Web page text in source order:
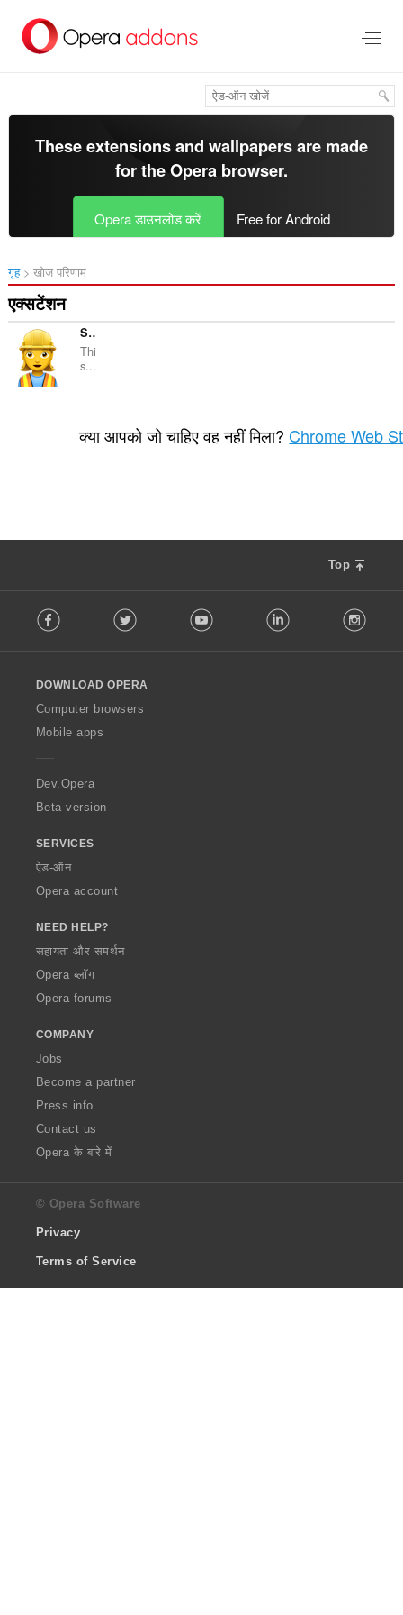
सामग्री
These extensions and wallpapers are made
for theOpera browser.
Opera डाउनलोड करें Free for Android
गृह खोज परिणाम
एक्सटेंशन
Service Worker Detector
Thi
s...
ख्या
क्या आपको जो चाहिए वह नहीं मिला? Chrome Web
Top
o
w
O
p
a
Facebook Twitter Youtube LinkedIn
DOWNLOAD OPERA
Computer browsers
Mobile apps
Dev.Opera
Beta version
SERVICES
ऐड-ऑन
Opera account
NEED HELP?
सहायता और समर्थन
Opera ब्लॉग
Opera forums
COMPANY
Jobs
Become a partner
Press info
Contact us
Opera के बारे में
© Opera Software
Privacy
Terms of Service